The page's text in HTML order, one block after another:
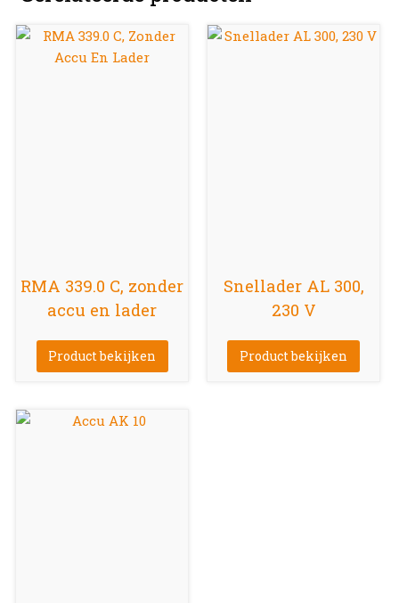
RMA 339.0 C, zonder
accu en lader
Product bekijken
Snellader AL 300,
230 V
Product bekijken